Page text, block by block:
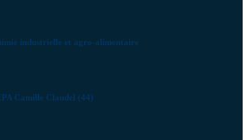
industrielle et agro-alimentaire
Camille Claudel (44)